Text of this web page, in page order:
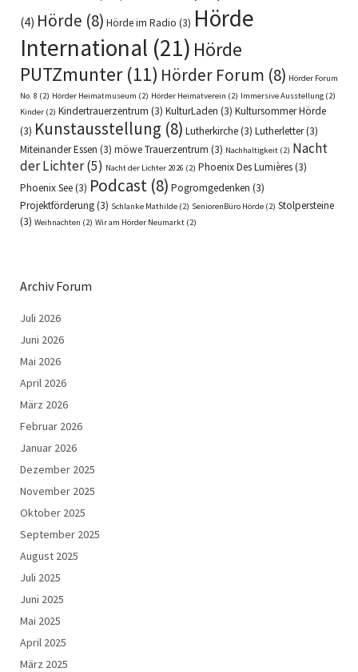
(4) Hörde (8) Hörde im Radio (3) Hörde
International (21) Hörde
PUTZmunter(11) Hörder Forum (8) Hörder Forum
No. 8 (2) Hörder Heimatmuseum (2) Hörder Heimatverein (2) Immersive Ausstellung (2)
Kinder (2) Kindertrauerzentrum (3) KulturLaden (3) Kultursommer Hörde
(3) Kunstausstellung (8) Lutherkirche(3) Lutherletter(3)
Miteinander Essen (3) möwe Trauerzentrum (3) Nachhaltigkeit (2) Nacht
der Lichter(5) Nacht der Lichter 2026 (2) Phoenix Des Lumières(3)
Phoenix See(3) Podcast (8) Pogromgedenken (3)
Projektförderung(3) Schlanke Mathilde (2) SeniorenBüro Hörde (2) Stolpersteine
(3) Weihnachten (2) Wir am Hörder Neumarkt (2)
Archiv Forum
Juli 2026
Juni 2026
Mai 2026
April 2026
März 2026
Februar 2026
Januar 2026
Dezember 2025
November 2025
Oktober 2025
September 2025
August 2025
Juli 2025
Juni 2025
Mai 2025
April 2025
März 2025